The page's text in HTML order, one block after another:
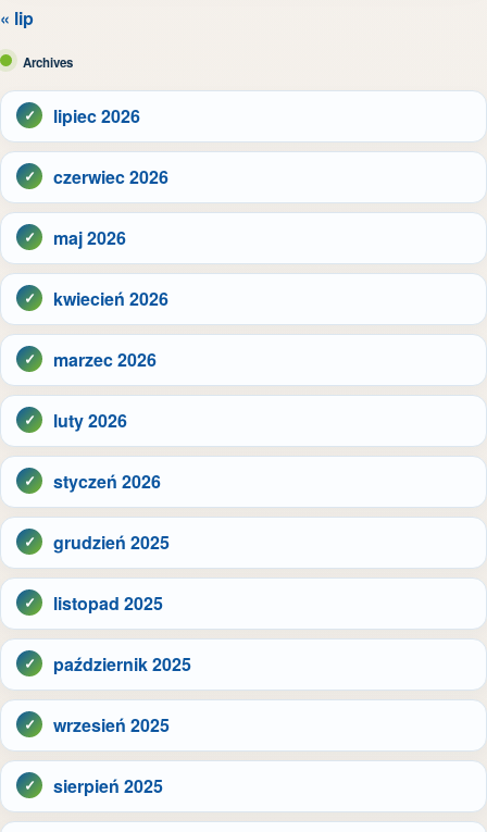
« lip
Archives
lipiec 2026
czerwiec 2026
maj 2026
kwiecień 2026
marzec 2026
luty 2026
styczeń 2026
grudzień 2025
listopad 2025
październik 2025
wrzesień 2025
sierpień 2025